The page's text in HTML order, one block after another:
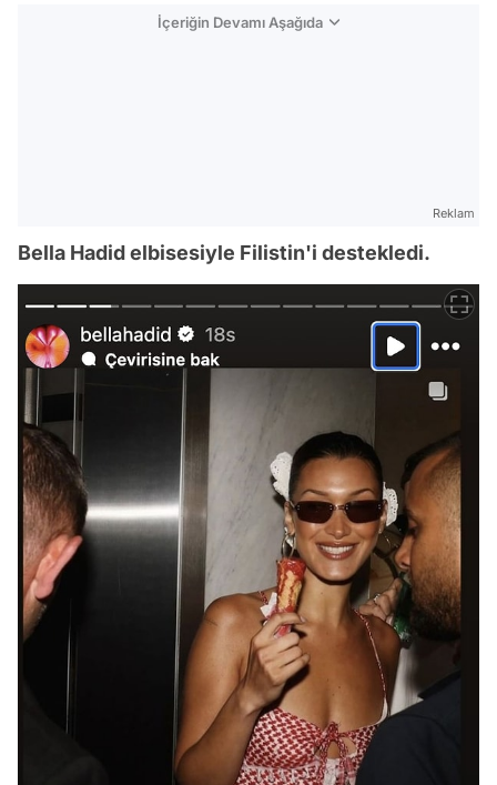
İçeriğin Devamı Aşağıda
Reklam
Bella Hadid elbisesiyle Filistin'i destekledi.